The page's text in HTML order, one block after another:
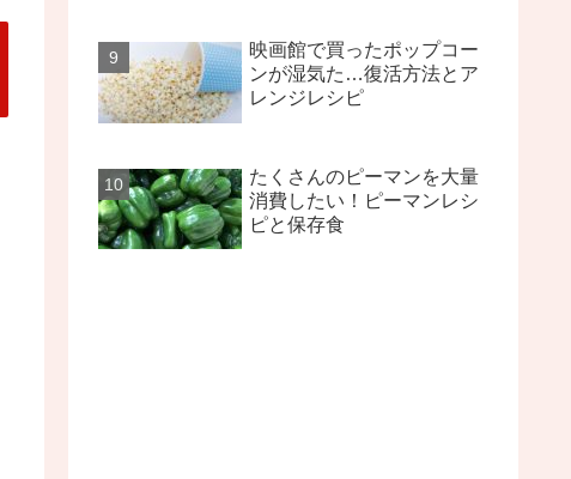
映画館で買ったポップコー
ンが湿気た…復活方法とア
レンジレシピ
たくさんのピーマンを大量
消費したい！ピーマンレシ
ピと保存食